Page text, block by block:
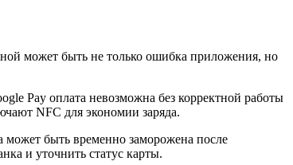
может быть не только ошибка приложения, но
Pay оплата невозможна без корректной работы
NFC для экономии заряда.
может быть временно заморожена после
и уточнить статус карты.